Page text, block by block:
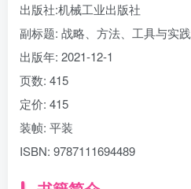
出版社:机械工业出版社
副标题: 战略、方法、工具与实践
出版年: 2021-12-1
页数: 415
定价: 415
装帧: 平装
ISBN: 9787111694489